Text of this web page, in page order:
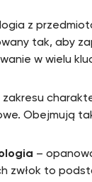
z
tak, aby
w wielu
Obejmują
–
zwłok to